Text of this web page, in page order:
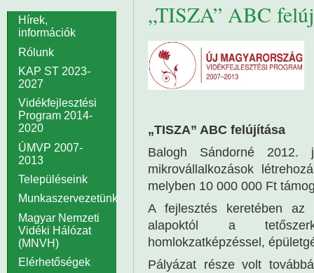
„TISZA” ABC
„TISZA” ABC felújítása
Balogh Sándorné 2012.
mikrovállalkozások
melyben 10 000 000 Ft
A fejlesztés keretében
alapoktól a
homlokzatképzéssel,
Pályázat része volt
Hírek,
információk
Rólunk
KAP ST 2023-
2027
Vidékfejlesztési
Program 2014-
2020
ÚMVP 2007-
2013
Településeink
Munkaszervezetünk
Magyar Nemzeti
Vidéki Hálózat
(MNVH)
Elérhetőségek